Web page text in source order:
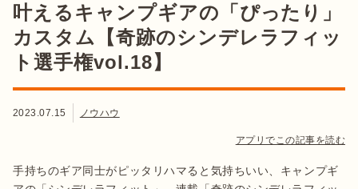
叶えるキャンプギアの「ぴったり」
カスタム【奇跡のシンデレラフィッ
ト選手権vol.18】
2023.07.15 ノウハウ
アプリでこの記事を読む
手持ちのギア同士がピッタリハマると気持ちいい、キャンプギ